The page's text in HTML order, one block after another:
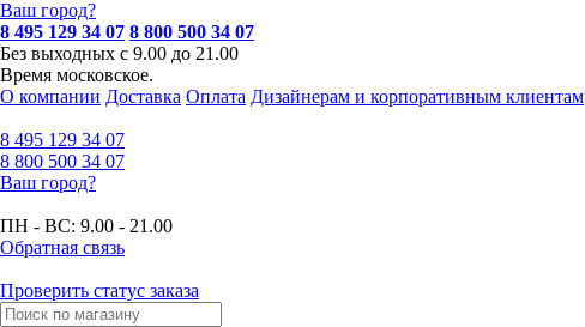
Ваш город?
8 495 129 34 07 8 800 500 34 07
Без выходных с 9.00 до 21.00
Время московское.
О компании Доставка Оплата Дизайнерам и корпоративным клиентам
8 495 129 34 07
8 800 500 34 07
Ваш город?
ПН - ВС: 9.00 - 21.00
Обратная связь
Проверить статус заказа